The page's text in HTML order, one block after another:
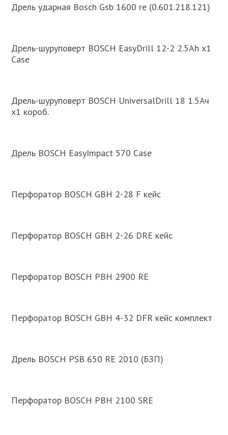
Дрель ударная Bosch Gsb 1600 re (0.601.218.121)
Дрель-шуруповерт BOSCH EasyDrill 12-2 2.5Ah x1
Case
Дрель-шуруповерт BOSCH UniversalDrill 18 1.5Ач
х1 короб.
Дрель BOSCH EasyImpact 570 Case
Перфоратор BOSCH GBH 2-28 F кейс
Перфоратор BOSCH GBH 2-26 DRE кейс
Перфоратор BOSCH PBH 2900 RE
Перфоратор BOSCH GBH 4-32 DFR кейс комплект
Дрель BOSCH PSB 650 RE 2010 (БЗП)
Перфоратор BOSCH PBH 2100 SRE